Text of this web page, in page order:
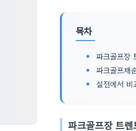
목차
파크골프장
파크골프채
실전에서 비
파크골프장 트